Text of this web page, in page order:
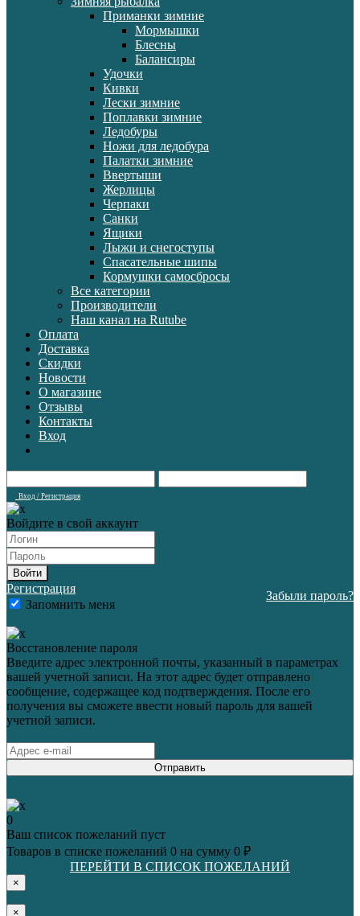
Приманки зимние
Мормышки
Блесны
Балансиры
Удочки
Кивки
Лески зимние
Поплавки зимние
Ледобуры
Ножи для ледобура
Палатки зимние
Ввертыши
Жерлицы
Черпаки
Санки
Ящики
Лыжи и снегоступы
Спасательные шипы
Кормушки самосбросы
Все категории
Производители
Наш канал на Rutube
Оплата
Доставка
Скидки
Новости
О магазине
Отзывы
Контакты
Вход
Вход / Регистрация
Войдите в свой аккаунт
Войти
Регистрация
Запомнить меня
Забыли пароль?
Восстановление пароля
Введите адрес электронной почты, указанный в параметрах
вашей учетной записи. На этот адрес будет отправлено
сообщение, содержащее код подтверждения. После его
получения вы сможете ввести новый пароль для вашей
учетной записи.
Отправить
0
Ваш список пожеланий пуст
Товаров в списке пожеланий 0 на сумму 0 ₽
ПЕРЕЙТИ В СПИСОК ПОЖЕЛАНИЙ
×
×